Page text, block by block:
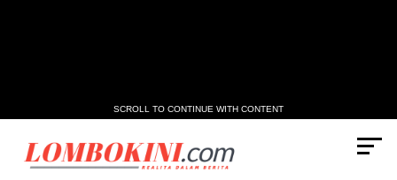
SCROLL TO CONTINUE WITH CONTENT